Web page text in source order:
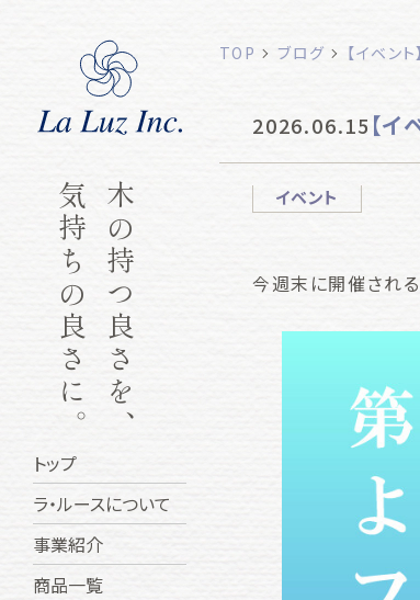
木の持つ良さを、
気持ちの良さに。
トップ
ラ・ルースについて
事業紹介
商品一覧
TOP ブログ 【イベン
2026.06.15 【
イベント
今週末に開催される